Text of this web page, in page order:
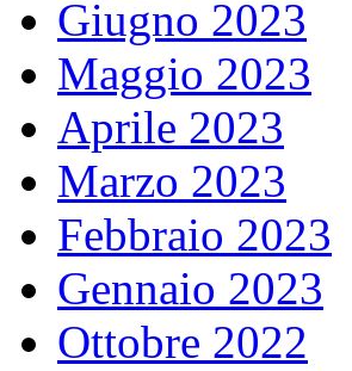
Giugno 2023
Maggio 2023
Aprile 2023
Marzo 2023
Febbraio 2023
Gennaio 2023
Ottobre 2022